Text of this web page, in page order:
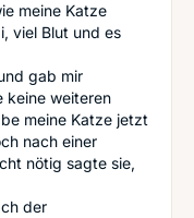
meine Katze
viel Blut und es
gab mir
keine weiteren
meine Katze jetzt
nach einer
nötig sagte sie,
der